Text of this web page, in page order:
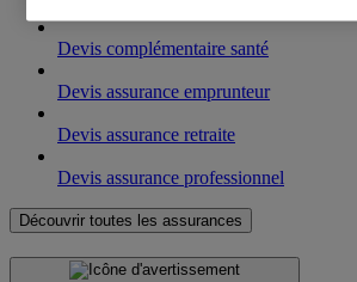
Devis complémentaire santé
Devis assurance emprunteur
Devis assurance retraite
Devis assurance professionnel
Découvrir toutes les assurances